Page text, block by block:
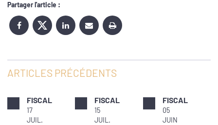
Partager l'article :
ARTICLES PRÉCÉDENTS
FISCAL
17
JUIL.
FISCAL
15
JUIL.
FISCAL
05
JUIN